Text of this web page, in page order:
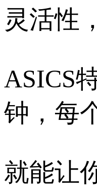
灵活性
ASICS
钟，每
就能让